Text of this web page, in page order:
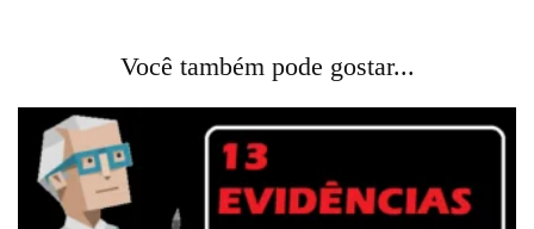
Você também pode gostar...